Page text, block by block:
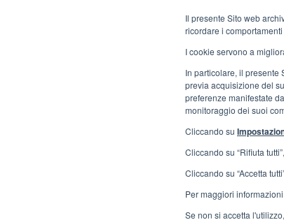
Il presente Sito web
ricordare i
I cookie servono a
In particolare, il presente
previa acquisizione del
preferenze manifestate
monitoraggio dei suoi
Cliccando su
Cliccando su “Rifiuta
Cliccando su “Accetta
Per maggiori
Se non si accetta